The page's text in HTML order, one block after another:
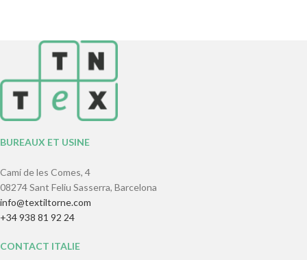
BUREAUX ET USINE
Camí de les Comes, 4
08274 Sant Feliu Sasserra, Barcelona
info@textiltorne.com
+34 938 81 92 24
CONTACT ITALIE